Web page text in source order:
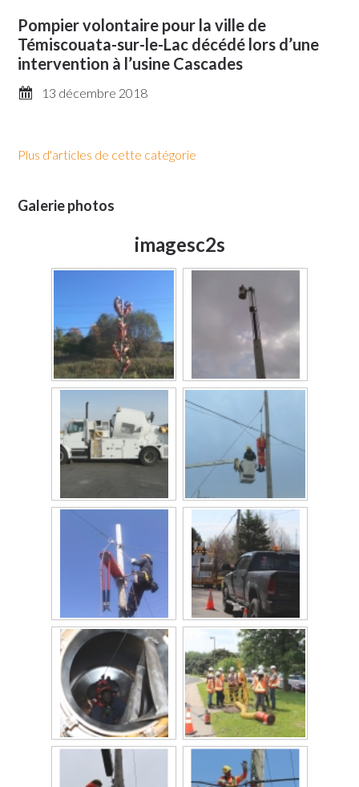
Pompier volontaire pour la ville de
Témiscouata-sur-le-Lac décédé lors d’une
intervention à l’usine Cascades
13 décembre 2018
Plus d'articles de cette catégorie
Galerie photos
imagesc2s